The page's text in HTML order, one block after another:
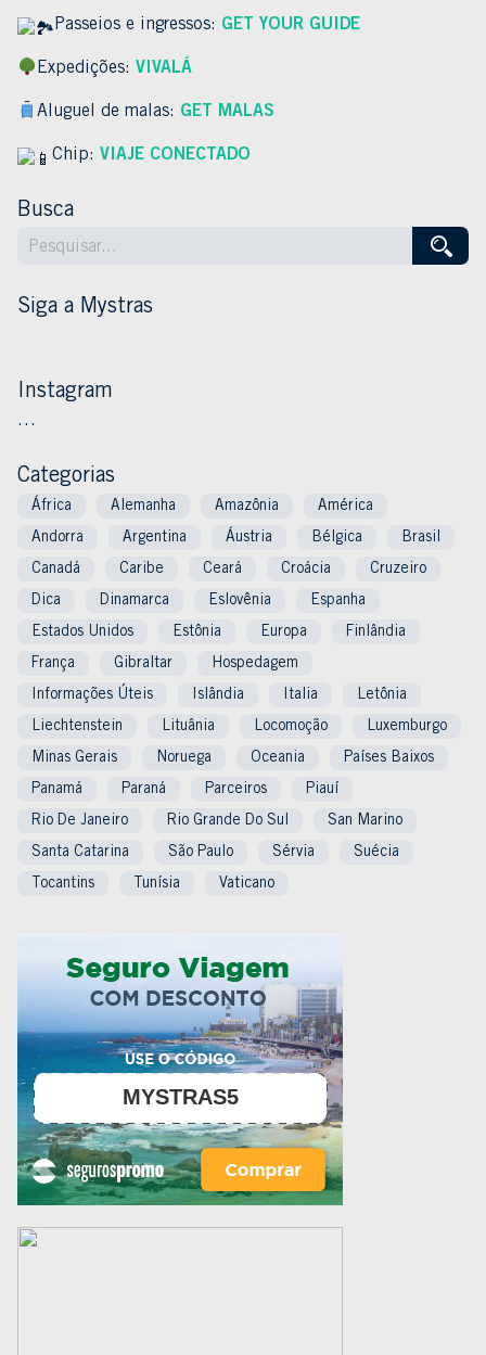
Passeios e ingressos: GET YOUR GUIDE
Expedições:VIVALÁ
Aluguel de malas: GET MALAS
Chip: VIAJE CONECTADO
Busca
Siga a Mystras
Instagram
…
Categorias
África Alemanha Amazônia América
Andorra Argentina Áustria Bélgica Brasil
Canadá Caribe Ceará Croácia Cruzeiro
Dica Dinamarca Eslovênia Espanha
Estados Unidos Estônia Europa Finlândia
França Gibraltar Hospedagem
Informações Úteis Islândia Italia Letônia
Liechtenstein Lituânia Locomoção Luxemburgo
Minas Gerais Noruega Oceania Países Baixos
Panamá Paraná Parceiros Piauí
Rio De Janeiro Rio Grande Do Sul San Marino
Santa Catarina São Paulo Sérvia Suécia
Tocantins Tunísia Vaticano
MYSTRAS5